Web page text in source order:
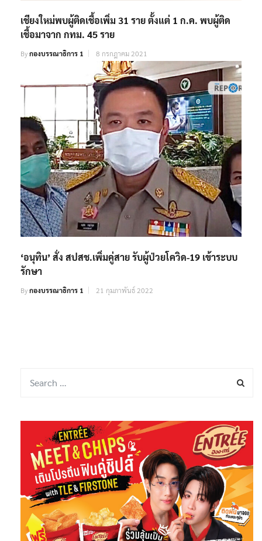
เชียงใหม่พบผู้ติดเชื้อเพิ่ม 31 ราย ตั้งแต่ 1 ก.ค. พบผู้ติด
เชื้อมาจาก กทม. 45 ราย
Byกองบรรณาธิการ 1 8 กรกฎาคม 2021
‘อนุทิน’ สั่ง สปสช.เพิ่มคู่สาย รับผู้ป่วยโควิด-19 เข้าระบบ
รักษา
Byกองบรรณาธิการ 1 21 กุมภาพันธ์ 2022